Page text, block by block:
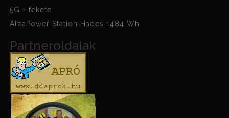
5G - fekete
AlzaPower Station Hades 1484 Wh
Partneroldalak